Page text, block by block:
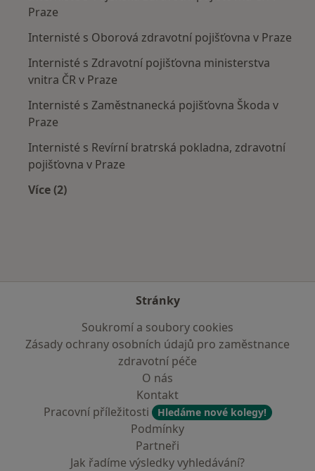
Praze
Internisté s Oborová zdravotní pojišťovna v Praze
Internisté s Zdravotní pojišťovna ministerstva
vnitra ČR v Praze
Internisté s Zaměstnanecká pojišťovna Škoda v
Praze
Internisté s Revírní bratrská pokladna, zdravotní
pojišťovna v Praze
Více (2)
Stránky
Soukromí a soubory cookies
Zásady ochrany osobních údajů pro zaměstnance
zdravotní péče
O nás
Kontakt
Pracovní příležitosti
Hledáme nové kolegy!
Podmínky
Partneři
Jak řadíme výsledky vyhledávání?